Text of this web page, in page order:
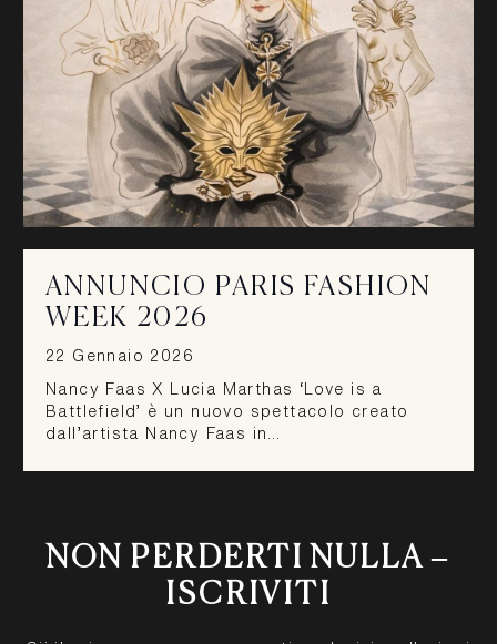
ANNUNCIO PARIS FASHION
WEEK 2026
22 Gennaio 2026
Nancy Faas X Lucia Marthas ‘Love is a
Battlefield’ è un nuovo spettacolo creato
dall’artista Nancy Faas in…
NON PERDERTI NULLA –
ISCRIVITI